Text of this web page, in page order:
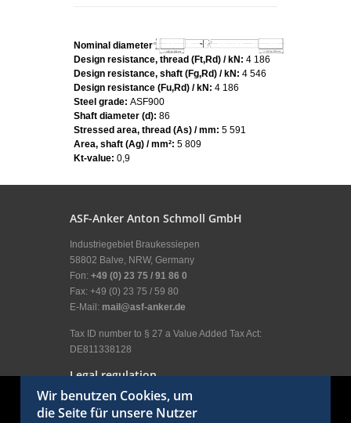
Nominal diameter: M90
Design resistance, thread (Ft,Rd) / kN: 4 186
Design resistance, shaft (Fg,Rd) / kN: 4 546
Design resistance (Fu,Rd) / kN: 4 186
Steel grade: ASF900
Shaft diameter (d): 86
Stressed area, thread (As) / mm: 5 591
Area, shaft (Ag) / mm²: 5 809
Kt-value: 0,9
ASF-Anker Anton Schmoll GmbH
Industriegebiet Braukessiepen
58802 Balve, NRW, Germany
Fon: +49 (0) 23 75 / 91 86 0
Fax: +49 (0) 23 75 / 59 80
E-Mail: mail@asf-anker.de
Tax ID number to § 27 a Value Added Tax Act:
DE811338128
Legal regulation
Legal Disclosure
General terms and conditions
Wir benutzen Cookies, um
die Seite für unsere Nutzer